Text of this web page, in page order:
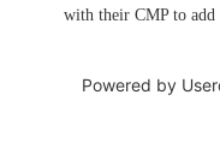
with their CMP to add
Powered by